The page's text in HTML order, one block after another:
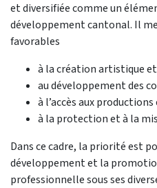
et diversifiée comme un
développement cantonal. Il
favorables
à la création artistique
au développement des
à l’accès aux
à la protection et à la
Dans ce cadre, la priorité est
développement et la
professionnelle sous ses